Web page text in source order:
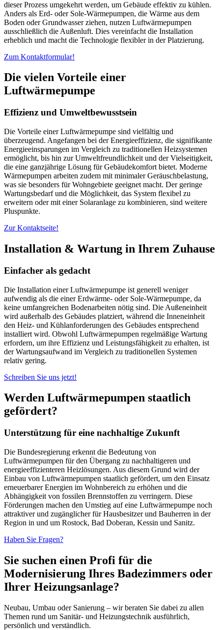
dieser Prozess umgekehrt werden, um Gebäude effektiv zu kühlen.
Anders als Erd- oder Sole-Wärmepumpen, die Wärme aus dem
Boden oder Grundwasser ziehen, nutzen Luftwärmepumpen
ausschließlich die Außenluft. Dies vereinfacht die Installation
erheblich und macht die Technologie flexibler in der Platzierung.
Zum Kontaktformular!
Die vielen Vorteile einer
Luftwärmepumpe
Effizienz und Umweltbewusstsein
Die Vorteile einer Luftwärmepumpe sind vielfältig und
überzeugend. Angefangen bei der Energieeffizienz, die signifikante
Energieeinsparungen im Vergleich zu traditionellen Heizsystemen
ermöglicht, bis hin zur Umweltfreundlichkeit und der Vielseitigkeit,
die eine ganzjährige Lösung für Gebäudekomfort bietet. Moderne
Wärmepumpen arbeiten zudem mit minimaler Geräuschbelastung,
was sie besonders für Wohngebiete geeignet macht. Der geringe
Wartungsbedarf und die Möglichkeit, das System flexibel zu
erweitern oder mit einer Solaranlage zu kombinieren, sind weitere
Pluspunkte.
Zur Kontaktseite!
Installation & Wartung in Ihrem Zuhause
Einfacher als gedacht
Die Installation einer Luftwärmepumpe ist generell weniger
aufwendig als die einer Erdwärme- oder Sole-Wärmepumpe, da
keine umfangreichen Bodenarbeiten nötig sind. Die Außeneinheit
wird außerhalb des Gebäudes platziert, während die Inneneinheit
den Heiz- und Kühlanforderungen des Gebäudes entsprechend
installiert wird. Obwohl Luftwärmepumpen regelmäßige Wartung
erfordern, um ihre Effizienz und Leistungsfähigkeit zu erhalten, ist
der Wartungsaufwand im Vergleich zu traditionellen Systemen
relativ gering.
Schreiben Sie uns jetzt!
Werden Luftwärmepumpen staatlich
gefördert?
Unterstützung für eine nachhaltige Zukunft
Die Bundesregierung erkennt die Bedeutung von
Luftwärmepumpen für den Übergang zu nachhaltigeren und
energieeffizienteren Heizlösungen. Aus diesem Grund wird der
Einbau von Luftwärmepumpen staatlich gefördert, um den Einsatz
erneuerbarer Energien im Wohnbereich zu erhöhen und die
Abhängigkeit von fossilen Brennstoffen zu verringern. Diese
Förderungen machen den Umstieg auf eine Luftwärmepumpe noch
attraktiver und zugänglicher für Hausbesitzer und Bauherren in der
Region in und um Rostock, Bad Doberan, Kessin und Sanitz.
Haben Sie Fragen?
Sie suchen einen Profi für die
Modernisierung Ihres Badezimmers oder
Ihrer Heizungsanlage?
Neubau, Umbau oder Sanierung – wir beraten Sie dabei zu allen
Themen rund um Sanitär- und Heizungstechnik ausführlich,
persönlich und verständlich.